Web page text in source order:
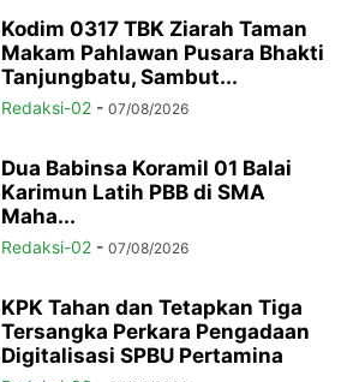
Kodim 0317 TBK Ziarah Taman
Makam Pahlawan Pusara Bhakti
Tanjungbatu, Sambut...
Redaksi-02 - 07/08/2026
Dua Babinsa Koramil 01 Balai
Karimun Latih PBB di SMA
Maha...
Redaksi-02 - 07/08/2026
KPK Tahan dan Tetapkan Tiga
Tersangka Perkara Pengadaan
Digitalisasi SPBU Pertamina